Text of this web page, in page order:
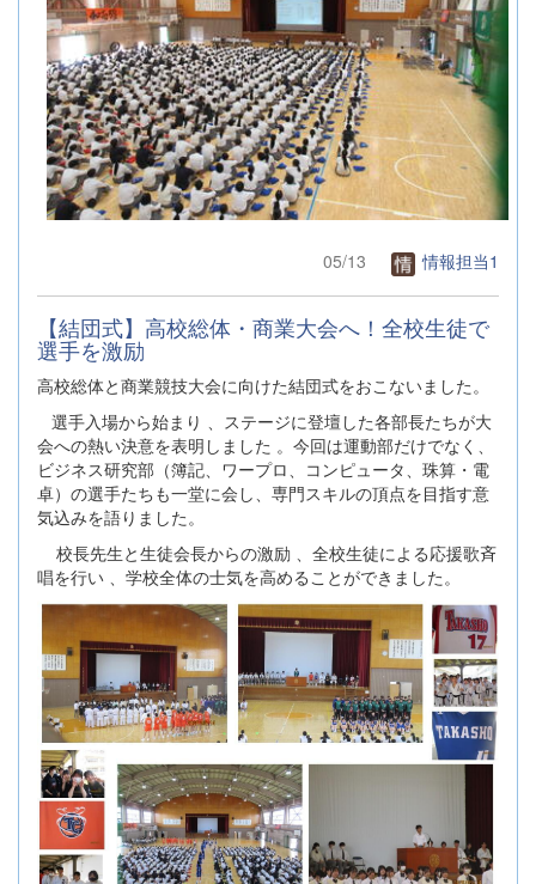
05/13 情報担当1
【結団式】高校総体・商業大会へ！全校生徒で
選手を激励
高校総体と商業競技大会に向けた結団式をおこないました。
選手入場から始まり 、ステージに登壇した各部長たちが大
会への熱い決意を表明しました 。今回は運動部だけでなく、
ビジネス研究部（簿記、ワープロ、コンピュータ、珠算・電
卓）の選手たちも一堂に会し、専門スキルの頂点を目指す意
気込みを語りました。
校長先生と生徒会長からの激励 、全校生徒による応援歌斉
唱を行い 、学校全体の士気を高めることができました。